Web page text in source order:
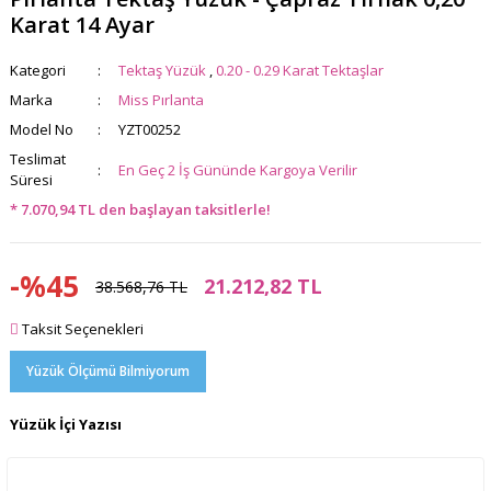
Karat 14 Ayar
Kategori Tektaş Yüzük ,0.20 - 0.29 Karat Tektaşlar
Marka
Miss Pırlanta
Model No
YZT00252
Teslimat
Süresi
En Geç 2 İş Gününde Kargoya Verilir
* 7.070,94 TL den başlayan taksitlerle!
-%45 38.568,76 TL 21.212,82 TL
Taksit Seçenekleri
Yüzük Ölçümü Bilmiyorum
Yüzük İçi Yazısı